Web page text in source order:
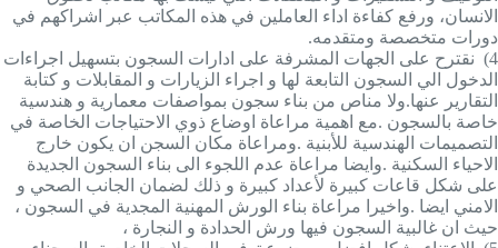
الانسان، ورفع كفاءة اداء العاملين في هذه المكاتب عبر اشراكهم في
دورات متخصصة ومتقدمه.
4)
نقترح على الجهات المشرفة على ادارات السجون بتسهيل اجراءات
الدخول الي السجون التابعة لها و اجراء الزيارات و المقابلات و كتابة
التقارير عنها.ولا مناص من بناء سجون بمواصفات معمارية و هندسية
خاصة بالسجون .مع اهمية مراعاة اوضاع ذوي الاحتياجات الخاصة في
التصميمات الهندسية للأبنية .ومراعاة مكان السجن ان يكون خارج
الاحياء السكنية .وايضا مراعاة عدم اللجوء الى بناء السجون الجديدة
على شكل قاعات كبيرة لأعداد كبيرة و ذلك لضمان الجانب الصحي و
الامني ايضا .واخيرا مراعاة بناء الورش المهنية المجدية في السجون ،
حيث ان غالبية السجون فيها ورش الحدادة و النجارة ،